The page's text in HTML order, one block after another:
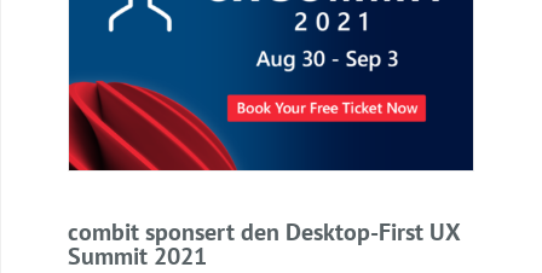
combit sponsert den Desktop-First UX
Summit 2021